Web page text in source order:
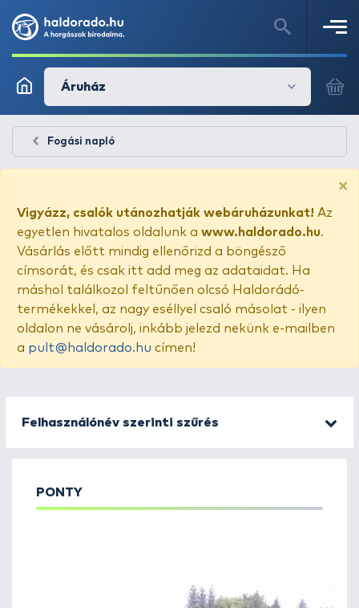
Áruház
Fogási napló
×
Vigyázz, csalók utánozhatják webáruházunkat! Az
egyetlen hivatalos oldalunk a www.haldorado.hu.
Vásárlás előtt mindig ellenőrizd a böngésző
címsorát, és csak itt add meg az adataidat. Ha
máshol találkozol feltűnően olcsó Haldorádó-
termékekkel, az nagy eséllyel csaló másolat - ilyen
oldalon ne vásárolj, inkább jelezd nekünk e-mailben
a pult@haldorado.hu címen!
Felhasználónév szerinti szűrés
PONTY